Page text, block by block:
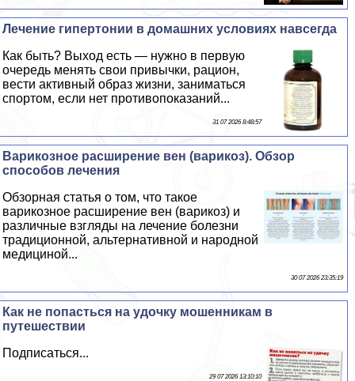
Лечение гипертонии в домашних условиях навсегда
Как быть? Выход есть — нужно в первую
очередь менять свои привычки, рацион,
вести активный образ жизни, заниматься
спортом, если нет противопоказаний...
31 07 2026 8:48:57
Варикозное расширение вен (варикоз). Обзор
способов лечения
Обзорная статья о том, что такое
варикозное расширение вен (варикоз) и
различные взгляды на лечение болезни
традиционной, альтернативной и народной
медициной...
30 07 2026 23:35:19
Как не попастьcя на удочку мошенникам в
путешествии
Подписаться...
29 07 2026 13:10:10